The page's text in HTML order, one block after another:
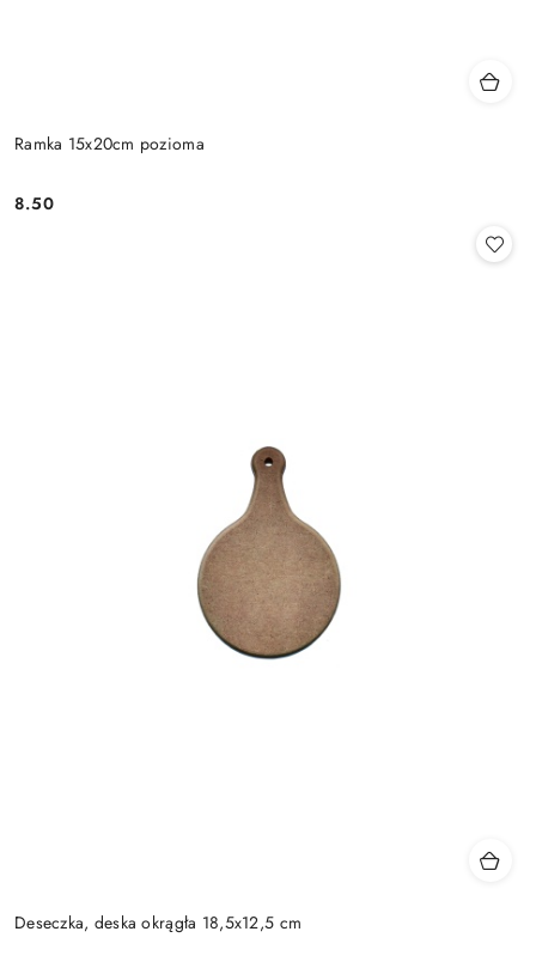
Ramka 15x20cm pozioma
Cena:
8.50
Deseczka, deska okrągła 18,5x12,5 cm